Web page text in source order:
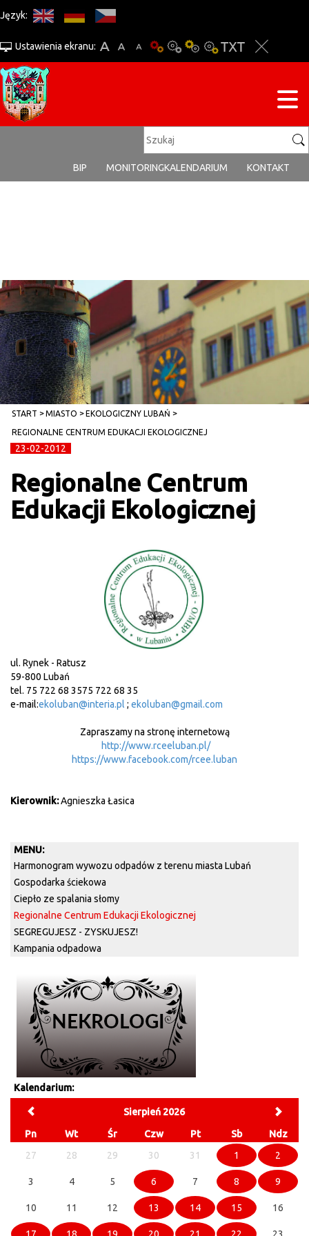
Język:
Ustawienia ekranu:
BIP MONITORINGKALENDARIUM KONTAKT
START MIASTO EKOLOGICZNY LUBAŃ
REGIONALNE CENTRUM EDUKACJI EKOLOGICZNEJ
23-02-2012
Regionalne Centrum
Edukacji Ekologicznej
ul. Rynek - Ratusz
59-800 Lubań
tel. 75 722 68 3575 722 68 35
e-mail:ekoluban@interia.pl ; ekoluban@gmail.com
Zapraszamy na stronę internetową
http://www.rceeluban.pl/
https://www.facebook.com/rcee.luban
Kierownik:Agnieszka Łasica
MENU:
Harmonogram wywozu odpadów z terenu miasta Lubań
Gospodarka ściekowa
Ciepło ze spalania słomy
Regionalne Centrum Edukacji Ekologicznej
SEGREGUJESZ - ZYSKUJESZ!
Kampania odpadowa
Kalendarium:
Sierpień 2026
Pn
Wt Śr Czw Pt Sb
Ndz
27
28 29 30 31 1 2
3 4 5 6 7 8 9
10 11 12 13 14 15 16